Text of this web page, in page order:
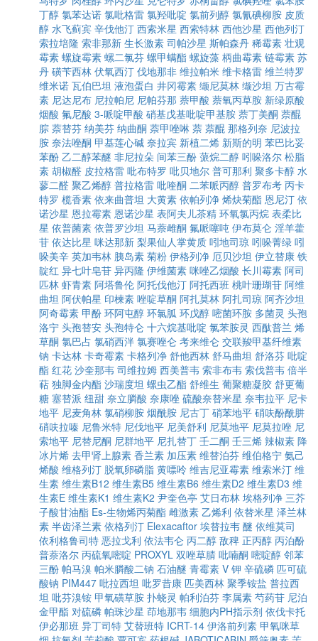
丁醇 氯苯达诺 氯吡格雷 氯羟吡啶 氯前列醇 氯氰碘柳胺 皮质
醇 水飞蓟宾 辛伐他汀 西索米星 西索特林 西他沙星 西他列汀
索拉培隆 索非那新 生长激素 司帕沙星 斯帕森丹 稀霉素 壮观
霉素 螺旋霉素 螺二氯芬 螺甲螨酯 螺旋藻 柄曲霉素 链霉素 苏
丹 磺苄西林 伏氧西汀 伐地那非 维拉帕米 维卡格雷 维兰特罗
维米诺 瓦伯巴坦 液泡蛋白 井冈霉素 缬尼莫林 缬沙坦 万古霉
素 尼达尼布 尼拉帕尼 尼帕芬那 萘甲酸 萘氧丙草胺 新绿原酸
烟酸 氟尼酸 3-哌啶甲酸 硝基戊基吡啶甲基胺 萘丁美酮 萘醌
腙 萘替芬 纳美芬 纳曲酮 萘甲唑啉 萘 萘醌 那格列奈 尼波拉
胺 奈法唑酮 甲基莲心碱 奈拉宾 新植二烯 新斯的明 苯巴比妥
苯酚 乙二醇苯醚 非尼拉朵 间苯三酚 蒎烷二醇 吲哚洛尔 松脂
素 胡椒醛 皮拉格雷 吡布特罗 吡贝地尔 普可那利 聚多卡醇 水
蓼二醛 聚乙烯醇 普拉格雷 吡喹酮 二苯哌丙醇 普罗布考 丙卡
特罗 榄香素 依来曲普坦 大黄素 依帕列净 烯炔菊酯 恩尼汀 依
诺沙星 恩拉霉素 恩诺沙星 表阿夫儿茶精 环氧氯丙烷 表柔比
星 依普菌素 依普罗沙坦 马萘雌酮 氟哌噻吨 伊布莫仑 淫羊藿
苷 依达比星 咪达那新 梨果仙人掌黄质 吲地司琼 吲哚菁绿 吲
哚美辛 英加韦林 胰岛素 菊粉 伊格列净 厄贝沙坦 伊立替康 铁
靛红 异七叶皂苷 异丙隆 伊维菌素 咪唑乙烟酸 长川霉素 阿司
匹林 虾青素 阿塔鲁伦 阿托伐他汀 阿托西班 桃叶珊瑚苷 阿维
曲坦 阿伏帕星 印楝素 唑啶草酮 阿扎莫林 阿扎司琼 阿齐沙坦
阿奇霉素 甲酚 环阿屯醇 环氯胍 环戊醇 嘧菌环胺 多菌灵 头孢
洛宁 头孢替安 头孢特仑 十六烷基吡啶 氯苯胺灵 西酞普兰 烯
草酮 氯巴占 氯硝西泮 氯赛唑仑 考来维仑 交联羧甲基纤维素
钠 卡达林 卡奇霉素 卡格列净 舒他西林 舒马曲坦 舒洛芬 吡啶
酯 红花 沙奎那韦 司维拉姆 西美普韦 索非布韦 索伐普韦 倍半
萜 独脚金内酯 沙瑞度坦 螺虫乙酯 舒维生 葡聚糖凝胶 舒更葡
糖 塞替派 纽甜 奈立膦酸 奈康唑 硫酸奈替米星 奈韦拉平 尼卡
地平 尼麦角林 氯硝柳胺 烟酰胺 尼古丁 硝苯地平 硝呋酚酰肼
硝呋拉嗪 尼鲁米特 尼伐地平 尼美舒利 尼莫地平 尼莫拉唑 尼
索地平 尼替尼酮 尼群地平 尼扎替丁 壬二酮 壬三烯 辣椒素 降
冰片烯 去甲肾上腺素 香兰素 加压素 维替泊芬 维伯格宁 氨己
烯酸 维格列汀 脱氧卵磷脂 黄嘌呤 维吉尼亚霉素 维索米汀 维
生素 维生素B12 维生素B5 维生素B6 维生素D2 维生素D3 维
生素E 维生素K1 维生素K2 尹奎色亭 艾日布林 埃格列净 三芥
子酸甘油酯 Es-生物烯丙菊酯 雌激素 乙烯利 依替米星 泽兰林
素 半齿泽兰素 依格列汀 Elexacaftor 埃替拉韦 醚 依维莫司
依利格鲁司特 恶拉戈利 依法韦仑 丙二醇 敌稗 正丙醇 丙泊酚
普萘洛尔 丙硫氧嘧啶 PROXYL 双唑草腈 吡喃酮 嘧啶醇 邻苯
三酚 帕马溴 帕米膦酸二钠 石油醚 青霉素 V 钾 辛硫磷 匹可硫
酸钠 PIM447 吡拉西坦 吡罗昔康 匹美西林 聚季铵盐 普拉西
坦 吡芬溴铵 甲氧磺草胺 扑蛲灵 帕利泊芬 李属素 芍药苷 尼泊
金甲酯 对硫磷 帕珠沙星 茚地那韦 细胞内PH指示剂 依伐卡托
伊必那班 异丁司特 艾替班特 ICRT-14 伊洛前列素 甲氧咪草